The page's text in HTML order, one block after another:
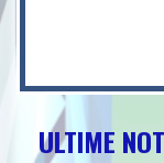
ULTIME